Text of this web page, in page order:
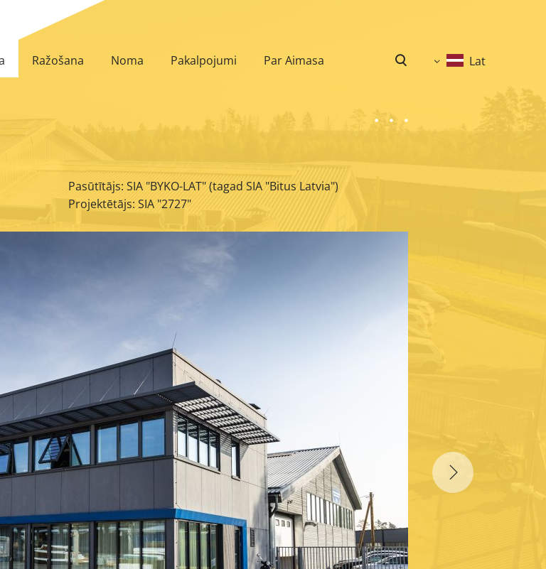
Lat
Ražošana Noma Pakalpojumi Par Aimasa
Pasūtītājs: SIA "BYKO-LAT" (tagad SIA "Bitus Latvia")
Projektētājs: SIA "2727"